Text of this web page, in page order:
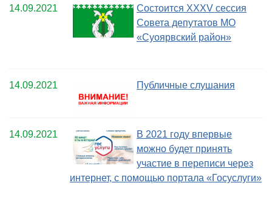
14.09.2021
Состоится XXXV сессия
Совета депутатов МО
«Суоярвский район»
14.09.2021 Публичные слушания
14.09.2021
В 2021 году впервые
можно будет принять
участие в переписи через
интернет, с помощью портала «Госуслуги»